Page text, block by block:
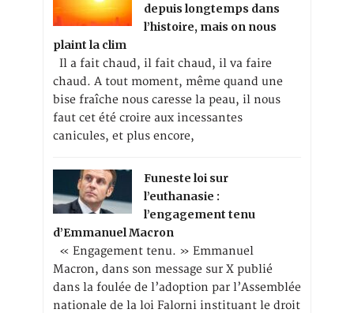
depuis longtemps dans
l’histoire, mais on nous
plaint la clim
Il a fait chaud, il fait chaud, il va faire
chaud. A tout moment, même quand une
bise fraîche nous caresse la peau, il nous
faut cet été croire aux incessantes
canicules, et plus encore,
Funeste loi sur
l’euthanasie :
l’engagement tenu
d’Emmanuel Macron
« Engagement tenu. » Emmanuel
Macron, dans son message sur X publié
dans la foulée de l’adoption par l’Assemblée
nationale de la loi Falorni instituant le droit